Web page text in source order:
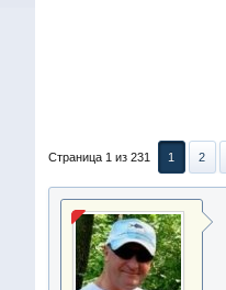
Страница 1 из 231 1 2